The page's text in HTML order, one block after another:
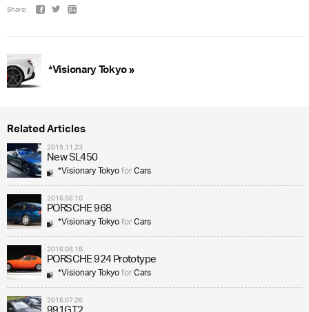
Share:
*Visionary Tokyo »
Related Articles
2015.11.23
New SL450
*Visionary TokyoforCars
2016.06.10
PORSCHE 968
*Visionary TokyoforCars
2016.06.18
PORSCHE 924 Prototype
*Visionary TokyoforCars
2016.07.26